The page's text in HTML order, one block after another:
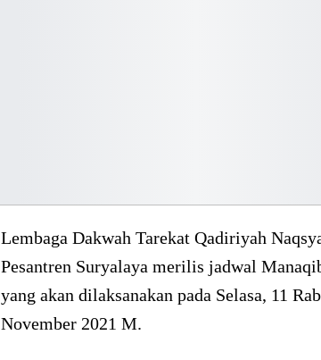
Lembaga Dakwah Tarekat Qadiriyah
Pesantren Suryalaya merilis jadwal
yang akan dilaksanakan pada Selasa, 11
November 2021 M.